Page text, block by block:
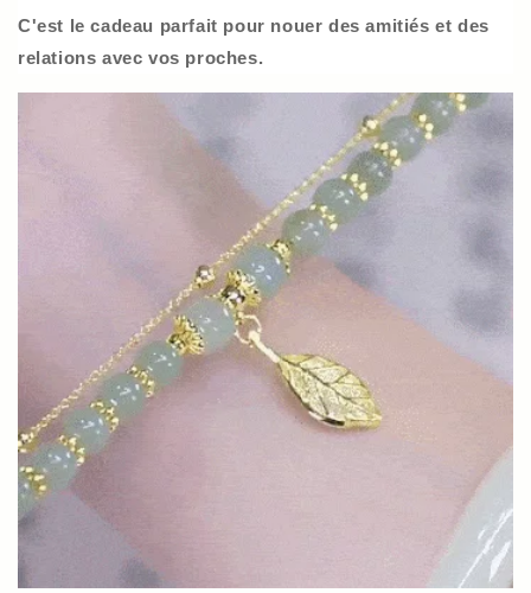
C'est le cadeau parfait pour nouer des amitiés et des
relations avec vos proches.